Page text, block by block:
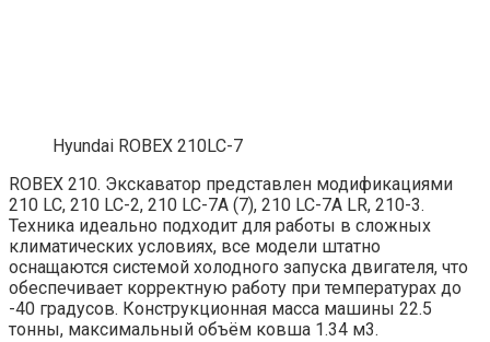
Hyundai ROBEX 210LC-7
ROBEX 210. Экскаватор представлен модификациями
210 LC, 210 LC-2, 210 LC-7A (7), 210 LC-7A LR, 210-3.
Техника идеально подходит для работы в сложных
климатических условиях, все модели штатно
оснащаются системой холодного запуска двигателя, что
обеспечивает корректную работу при температурах до
-40 градусов. Конструкционная масса машины 22.5
тонны, максимальный объём ковша 1.34 м3.